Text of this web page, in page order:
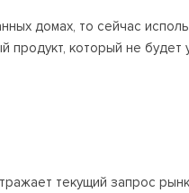
домах, то сейчас
продукт, который не
текущий запрос